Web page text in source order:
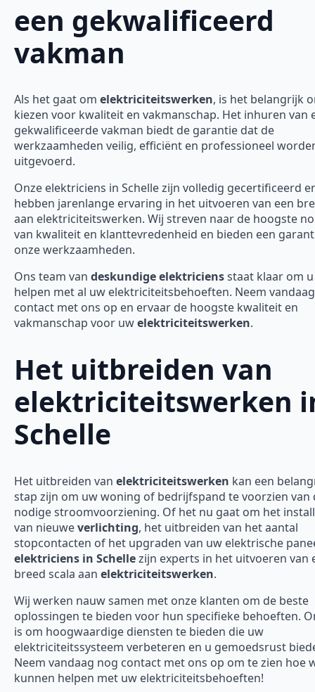
een gekwalificeerd
vakman
Als het gaat om elektriciteitswerken, is het belangrijk
kiezen voor kwaliteit en vakmanschap. Het inhuren van
gekwalificeerde vakman biedt de garantie dat de
werkzaamheden veilig, efficiënt en professioneel
uitgevoerd.
Onze elektriciens in Schelle zijn volledig gecertificeerd
hebben jarenlange ervaring in het uitvoeren van een
aan elektriciteitswerken. Wij streven naar de hoogste
van kwaliteit en klanttevredenheid en bieden een
onze werkzaamheden.
Ons team van deskundige elektriciensstaat klaar om
helpen met al uw elektriciteitsbehoeften. Neem
contact met ons op en ervaar de hoogste kwaliteit en
vakmanschap voor uwelektriciteitswerken.
Het uitbreiden van
elektriciteitswerken
Schelle
Het uitbreiden van elektriciteitswerken kan een
stap zijn om uw woning of bedrijfspand te voorzien van
nodige stroomvoorziening. Of het nu gaat om het
van nieuweverlichting, het uitbreiden van het aantal
stopcontacten of het upgraden van uw elektrische
elektriciens in Schellezijn experts in het uitvoeren van
breed scala aan elektriciteitswerken.
Wij werken nauw samen met onze klanten om de beste
oplossingen te bieden voor hun specifieke behoeften.
is om hoogwaardige diensten te bieden die uw
elektriciteitssysteem verbeteren en u gemoedsrust
Neem vandaag nog contact met ons op om te zien hoe
kunnen helpen met uw elektriciteitsbehoeften!